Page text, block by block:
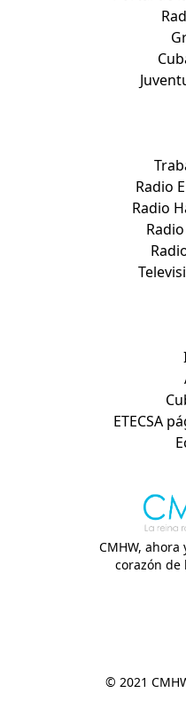
CMHW,
corazón de
Radio
Radio
ETECSA
© 2021